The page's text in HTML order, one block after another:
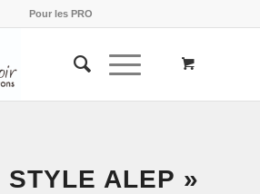
Pour les PRO
STYLE ALEP »